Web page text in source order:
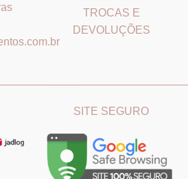
TROCAS E
DEVOLUÇÕES
SITE SEGURO